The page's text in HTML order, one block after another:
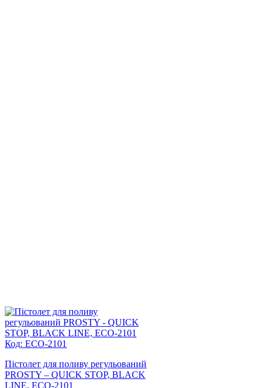
Код: ECO-2101
Пістолет для поливу регульований
PROSTY – QUICK STOP, BLACK
LINE, ECO-2101